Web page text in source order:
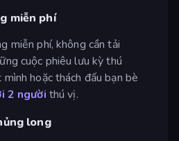
miễn phí
miễn phí, không cần tải
cuộc phiêu lưu kỳ thú
hoặc thách đấu bạn bè
2 người thú vị.
long